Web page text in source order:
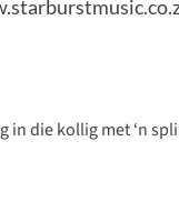
in die kollig met ‘n